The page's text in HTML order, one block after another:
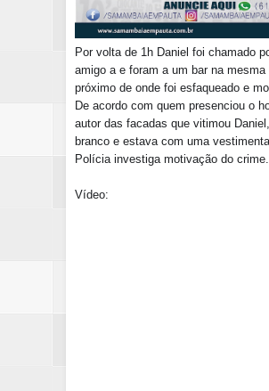
Por volta de 1h Daniel foi chamado
amigo a e foram a um bar na mesma
próximo de onde foi esfaqueado e
De acordo com quem presenciou o
autor das facadas que vitimou
branco e estava com uma
Polícia investiga motivação do crime..
Vídeo: